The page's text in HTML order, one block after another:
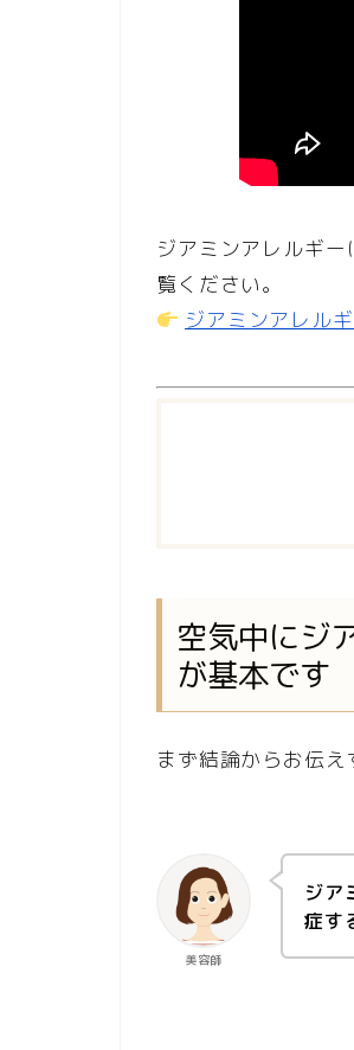
ジアミンアレルギ
覧ください。
ジアミンアレル
空気中にジ
が基本です
まず結論からお伝え
美容師
ジア
症す